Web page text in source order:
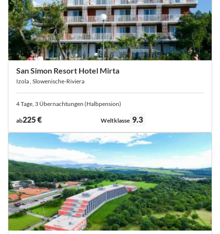
San Simon Resort Hotel Mirta
Izola , Slowenische-Riviera
4 Tage, 3 Übernachtungen (Halbpension)
ab225 € Bewertung:
Weltklasse 9.3